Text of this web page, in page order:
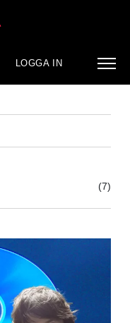
LOGGA IN
(7)